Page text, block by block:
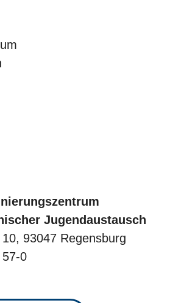
Jugendaustausch
93047 Regensburg
0